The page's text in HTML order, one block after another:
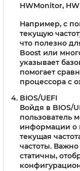
HWMonitor,
Например, с
текущую
что полезно
Boost или
указывает
помогает
процессора с
BIOS/UEFI
Войдя в BIOS/
пользователь
информации о
текущая
частоты.
статичны,